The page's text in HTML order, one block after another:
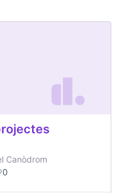
Canòdrom
0